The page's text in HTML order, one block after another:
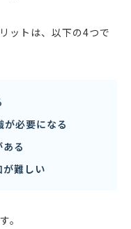
ットは、以下の4つで
必要になる
る
難しい
。